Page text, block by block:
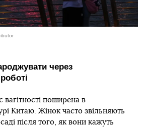
через
вагітності поширена в
Китаю. Жінок часто звільняють
після того, як вони кажуть